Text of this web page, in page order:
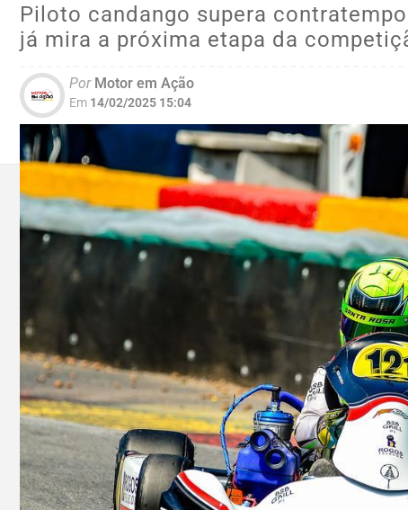
Piloto candango supera
já mira a próxima etapa da
PorMotor em Ação
Em 14/02/2025 15:04